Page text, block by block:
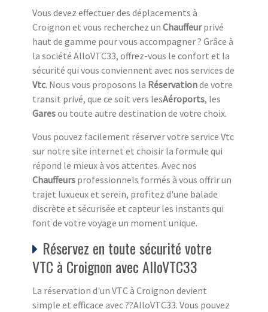
Vous devez effectuer des déplacements à
Croignon et vous recherchez un Chauffeurprivé
haut de gamme pour vous accompagner ? Grâce à
la société AlloVTC33, offrez-vous le confort et la
sécurité qui vous conviennent avec nos services de
Vtc. Nous vous proposons la Réservationde votre
transit privé, que ce soit vers lesAéroports, les
Garesou toute autre destination de votre choix.
Vous pouvez facilement réserver votre service Vtc
sur notre site internet et choisir la formule qui
répond le mieux à vos attentes. Avec nos
Chauffeurs professionnels formés à vous offrir un
trajet luxueux et serein, profitez d'une balade
discrète et sécurisée et capteur les instants qui
font de votre voyage un moment unique.
Réservez en toute sécurité votre
VTC à Croignon avec AlloVTC33
La réservation d'un VTC à Croignon devient
simple et efficace avec ??AlloVTC33. Vous pouvez